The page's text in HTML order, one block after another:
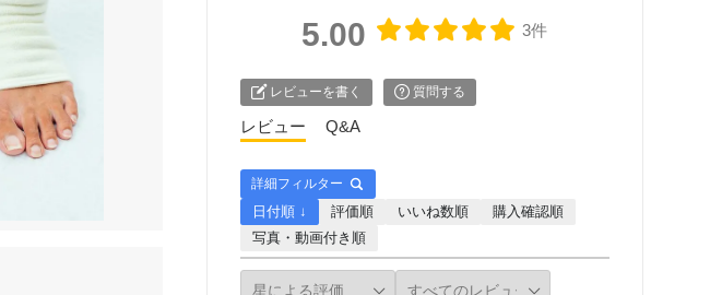
5.00 3件
レビューを書く 質問する
レビュー Q&A
詳細フィルター
日付順 ↓ 評価順 いいね数順
購入確認順
写真・動画付き順